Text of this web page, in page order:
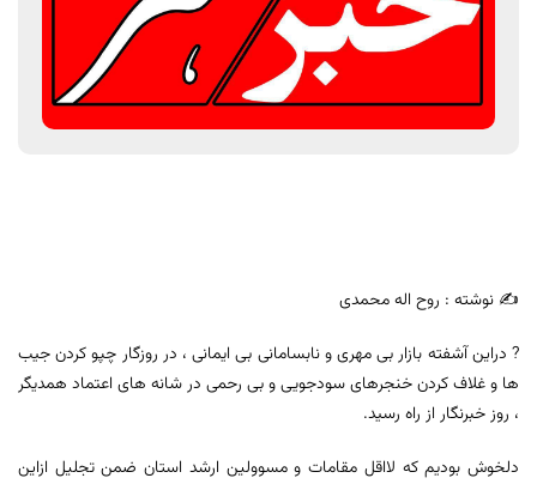
✍️ نوشته : روح اله محمدی
? دراین آشفته بازار بی مهری و نابسامانی بی ایمانی ، در روزگار چپو کردن جیب
ها و غلاف کردن خنجرهای سودجویی و بی رحمی در شانه های اعتماد همدیگر
، روز خبرنگار از راه رسید.
دلخوش بودیم که لااقل مقامات و مسوولین ارشد استان ضمن تجلیل ازاین